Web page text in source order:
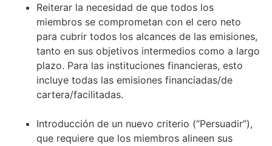
Reiterar la necesidad de que todos los
miembros se comprometan con el cero neto
para cubrir todos los alcances de las emisiones,
tanto en sus objetivos intermedios como a largo
plazo. Para las instituciones financieras, esto
incluye todas las emisiones financiadas/de
cartera/facilitadas.
Introducción de un nuevo criterio (“Persuadir”),
que requiere que los miembros alineen sus